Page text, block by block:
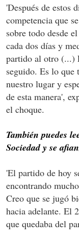
'Después de estos
competencia que
sobre todo desde
cada dos días y
partido al otro (...)
seguido. Es lo que
nuestro lugar y
de esta manera',
el choque.
También puedes
Sociedad y se
'El partido de hoy
encontrando
Creo que se jugó
hacia adelante. El
que quedaba del